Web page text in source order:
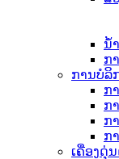
ນ້
ກ
ການບໍລິ
ກ
ກ
ກ
ກ
ເຄື່ອງດຸ່